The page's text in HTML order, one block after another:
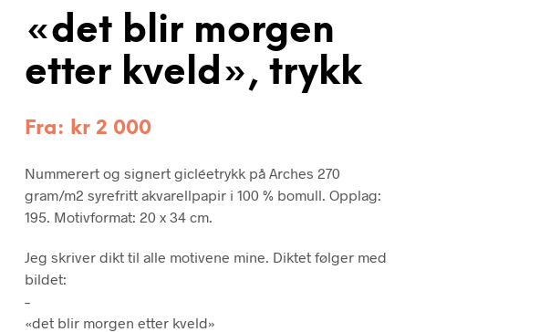
«det blir morgen
etter kveld», trykk
Fra: kr 2 000
Nummerert og signert gicléetrykk på Arches 270
gram/m2 syrefritt akvarellpapir i 100 % bomull. Opplag:
195. Motivformat: 20 x 34 cm.
Jeg skriver dikt til alle motivene mine. Diktet følger med
bildet:
–
«det blir morgen etter kveld»